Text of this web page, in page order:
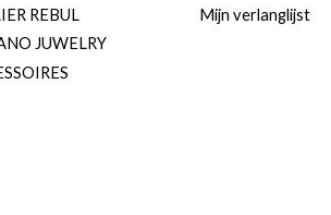
REBUL
JUWELRY
Mijn verlanglijst